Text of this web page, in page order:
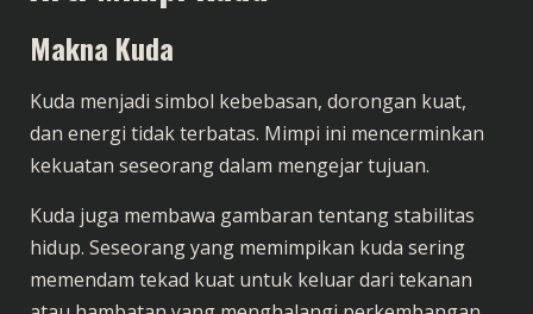
Makna Kuda
Kuda menjadi simbol kebebasan, dorongan kuat,
dan energi tidak terbatas. Mimpi ini mencerminkan
kekuatan seseorang dalam mengejar tujuan.
Kuda juga membawa gambaran tentang stabilitas
hidup. Seseorang yang memimpikan kuda sering
memendam tekad kuat untuk keluar dari tekanan